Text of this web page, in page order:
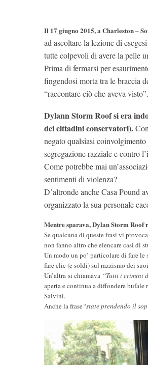
Il 17 giugno 2015, a Charleston –
ad ascoltare la lezione di
tutte colpevoli di avere la pelle
Prima di fermarsi per
fingendosi morta tra le braccia
“raccontare ciò che aveva visto”.
Dylann Storm Roof si era
dei cittadini conservatori).
negato qualsiasi
segregazione razziale e contro
Come potrebbe mai
sentimenti di violenza?
D’altronde anche Casa Pound
organizzato la sua personale
Mentre sparava, Dylan Storm Roof
Se qualcuna di queste frasi vi
non fanno altro che elencare casi di
Un modo un po’ particolare di fare
fare clic (e soldi) sul razzismo dei
Un’altra si chiamava “Tutti i crimini
aperta e continua a diffondere
Salvini.
Anche la frase“state prendendo il